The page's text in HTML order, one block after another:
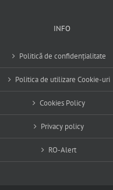
INFO
Politică de confidențialitate
Politica de utilizare Cookie-uri
Cookies Policy
Privacy policy
RO-Alert